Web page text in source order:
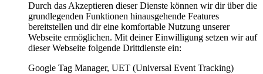
Durch das Akzeptieren dieser Dienste können wir dir über die
grundlegenden Funktionen hinausgehende Features
bereitstellen und dir eine komfortable Nutzung unserer
Webseite ermöglichen. Mit deiner Einwilligung setzen wir auf
dieser Webseite folgende Drittdienste ein:
Google Tag Manager, UET (Universal Event Tracking)